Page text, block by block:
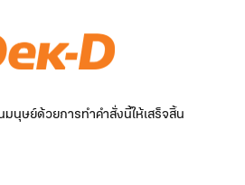
นุษย์ด้วยการทำคำสั่งนี้ให้เสร็จสิ้น